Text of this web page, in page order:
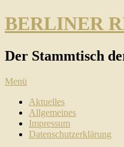
BERLINER
Der Stammtisch
Menü
Aktuelles
Allgemeines
Impressum
Datenschutzerklärung